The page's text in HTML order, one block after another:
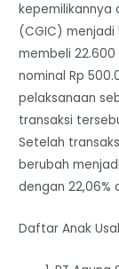
kepemilikannya
(CGIC) menjadi
membeli
nominal Rp
pelaksanaan
transaksi
Setelah
berubah
dengan 22,06%
Daftar Anak